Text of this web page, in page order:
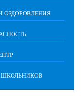
ОЗДОРОВЛЕНИЯ